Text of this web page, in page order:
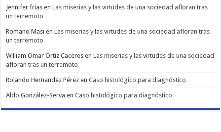
Jennifer frías enLas miserias y las virtudes de una sociedad afloran tras
un terremoto
Romano Masi enLas miserias y las virtudes de una sociedad afloran tras
un terremoto
William Omar Ortiz Caceres enLas miserias y las virtudes de una sociedad
afloran tras un terremoto
Rolando Hernandez Pérez enCaso histológico para diagnóstico
Aldo González-Serva enCaso histológico para diagnóstico